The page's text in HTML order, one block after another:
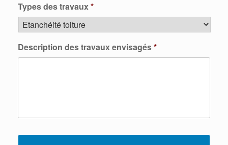
Types des travaux*
Description des travaux envisagés*